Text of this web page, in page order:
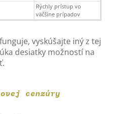
Rýchly prístup vo
väčšine prípadov
vyskúšajte iný z tej
desiatky možností na
cenzúry